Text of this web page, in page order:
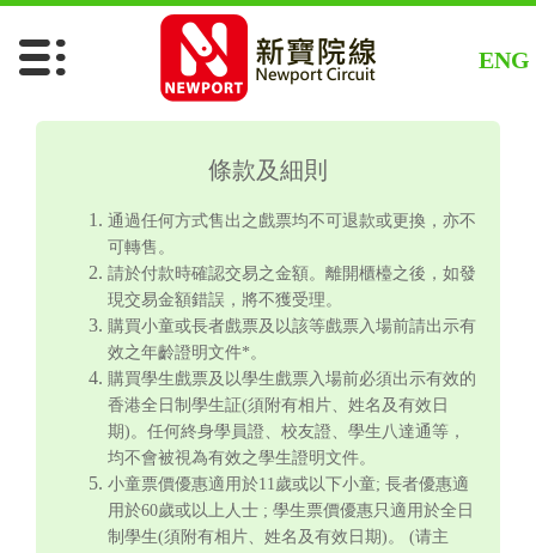
ENG
條款及細則
通過任何方式售出之戲票均不可退款或更換，亦不
可轉售。
請於付款時確認交易之金額。離開櫃檯之後，如發
現交易金額錯誤，將不獲受理。
購買小童或長者戲票及以該等戲票入場前請出示有
效之年齡證明文件*。
購買學生戲票及以學生戲票入場前必須出示有效的
香港全日制學生証(須附有相片、姓名及有效日
期)。任何終身學員證、校友證、學生八達通等，
均不會被視為有效之學生證明文件。
小童票價優惠適用於11歲或以下小童; 長者優惠適
用於60歲或以上人士 ; 學生票價優惠只適用於全日
制學生(須附有相片、姓名及有效日期)。 (请主